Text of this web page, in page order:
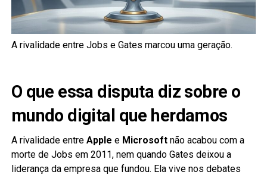
A rivalidade entre Jobs e Gates marcou uma geração.
O que essa disputa diz sobre o
mundo digital que herdamos
A rivalidade entre Apple e Microsoftnão acabou com a
morte de Jobs em 2011, nem quando Gates deixou a
liderança da empresa que fundou. Ela vive nos debates